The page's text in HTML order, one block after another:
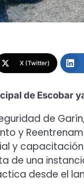
X (Twitter)
de Escobar
de
y
y
de una
desde el